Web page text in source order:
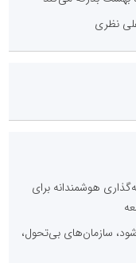
نظری
هوشمندانه برای
سازمان‌های بی‌تحول،